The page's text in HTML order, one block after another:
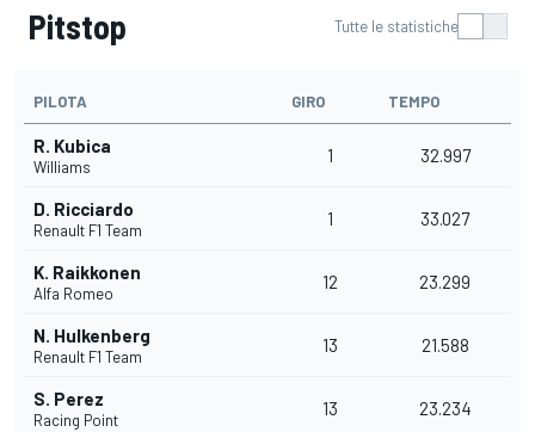
Pitstop Tutte le statistiche
PILOTA GIRO TEMPO
R. Kubica
Williams
1 32.997
D. Ricciardo
Renault F1 Team
1 33.027
K. Raikkonen
Alfa Romeo
12 23.299
N. Hulkenberg
Renault F1 Team
13 21.588
S. Perez
Racing Point
13 23.234